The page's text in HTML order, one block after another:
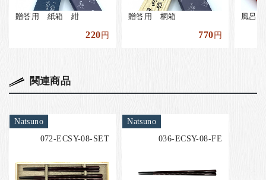
贈答用 紙箱 紺
220円
贈答用 桐箱
770円
風呂
関連商品
Natsuno
072-ECSY-08-SET
Natsuno
036-ECSY-08-FE